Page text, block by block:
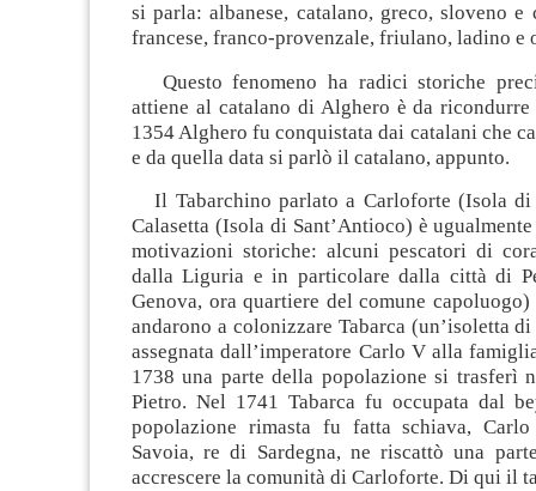
si parla: albanese, catalano, greco, sloveno e
francese, franco-provenzale, friulano, ladino e
Questo fenomeno ha radici storiche
attiene al catalano di Alghero è da
1354 Alghero fu conquistata dai catalani che
e da quella data si parlò il catalano, appunto.
Il Tabarchino parlato a Carloforte (Isola di
Calasetta (Isola di Sant’Antioco) è
motivazioni storiche: alcuni pescatori di
dalla Liguria e in particolare dalla città di
Genova, ora quartiere del comune
andarono a colonizzare Tabarca (un’isoletta
assegnata dall’imperatore Carlo V alla
1738 una parte della popolazione si trasferì
Pietro. Nel 1741 Tabarca fu occupata dal
popolazione rimasta fu fatta schiava,
Savoia, re di Sardegna, ne riscattò una
accrescere la comunità di Carloforte. Di qui il